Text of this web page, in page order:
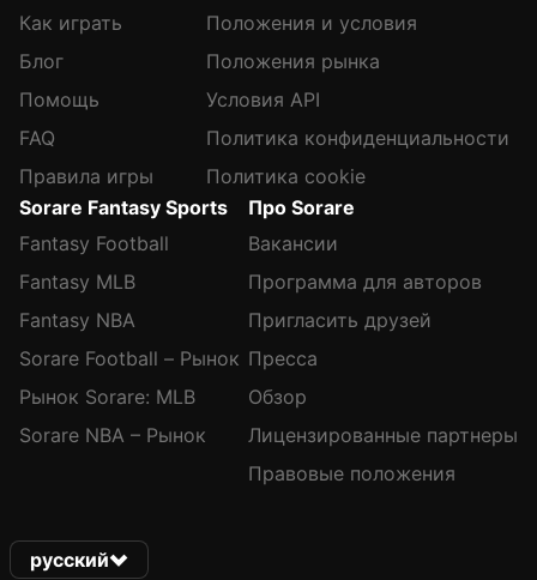
Как играть
Блог
Помощь
FAQ
Правила игры
Положения и условия
Положения рынка
Условия API
Политика конфиденциальности
Политика cookie
Sorare Fantasy Sports
Fantasy Football
Fantasy MLB
Fantasy NBA
Sorare Football – Рынок
Рынок Sorare: MLB
Sorare NBA – Рынок
Про Sorare
Вакансии
Программа для авторов
Пригласить друзей
Пресса
Обзор
Лицензированные партнеры
Правовые положения
русский